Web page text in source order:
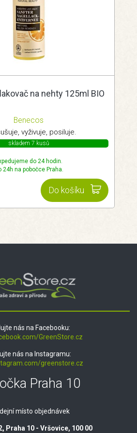
na nehty 125ml BIO
Benecos
vyživuje, posiluje.
skladem 7 kusů
do 24 hodin.
24h na pobočce Praha.
Do košíku
nás na Facebooku:
GreenStore.cz
nás na Instagramu:
greenstore.cz
Praha 10
místo objednávek
Praha 10 - Vršovice, 100 00